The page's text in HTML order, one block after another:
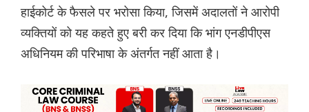
हाईकोर्ट के फैसले पर भरोसा किया, जिसमें अदालतों ने आरोपी
व्यक्तियों को यह कहते हुए बरी कर दिया कि भांग एनडीपीएस
अधिनियम की परिभाषा के अंतर्गत नहीं आता है।